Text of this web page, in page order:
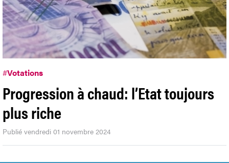
#Votations
Progression à chaud: l’Etat toujours
plus riche
Publié vendredi 01 novembre 2024